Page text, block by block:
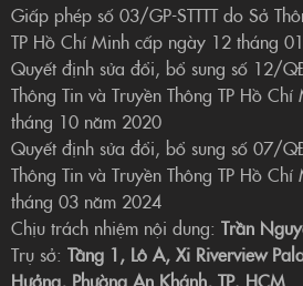
Giấp phép số 03/GP-STTTT do Sở
TP Hồ Chí Minh cấp ngày 12 tháng
Quyết định sửa đổi, bổ sung số 12/
Thông Tin và Truyền Thông TP Hồ
tháng 10 năm 2020
Quyết định sửa đổi, bổ sung số 07/
Thông Tin và Truyền Thông TP Hồ
tháng 03 năm 2024
Chịu trách nhiệm nội dung: Trần
Trụ sở: Tầng 1, Lô A, Xi Riverview
Hưởng, Phường An Khánh, TP. HCM